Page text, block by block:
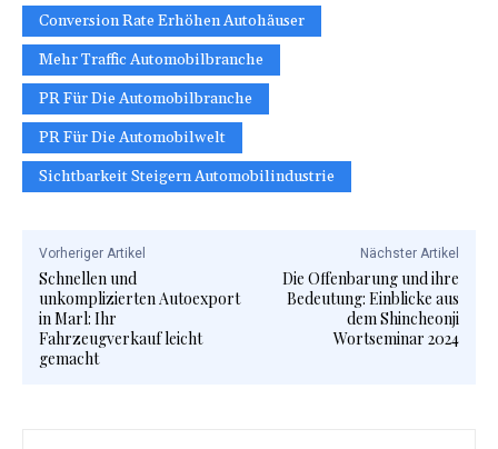
Conversion Rate Erhöhen Autohäuser
Mehr Traffic Automobilbranche
PR Für Die Automobilbranche
PR Für Die Automobilwelt
Sichtbarkeit Steigern Automobilindustrie
Vorheriger Artikel
Schnellen und
unkomplizierten Autoexport
in Marl: Ihr
Fahrzeugverkauf leicht
gemacht
Nächster Artikel
Die Offenbarung und ihre
Bedeutung: Einblicke aus
dem Shincheonji
Wortseminar 2024